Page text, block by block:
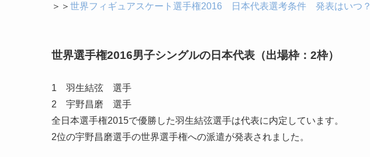
＞＞ 世界フィギュアスケート選手権2016 日本代表選考条件 発表はいつ？
世界選手権2016男子シングルの日本代表（出場枠：2枠）
1 羽生結弦 選手
2 宇野昌磨 選手
全日本選手権2015で優勝した羽生結弦選手は代表に内定しています。
2位の宇野昌磨選手の世界選手権への派遣が発表されました。